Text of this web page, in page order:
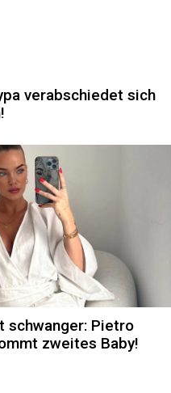
verabschiedet sich
schwanger: Pietro
zweites Baby!